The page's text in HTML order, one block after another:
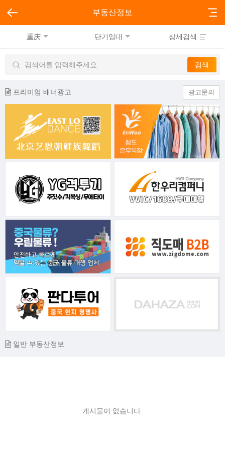
부동산정보
重庆 단기임대 상세검색
프리미엄 배너광고 광고문의
일반 부동산정보
게시물이 없습니다.